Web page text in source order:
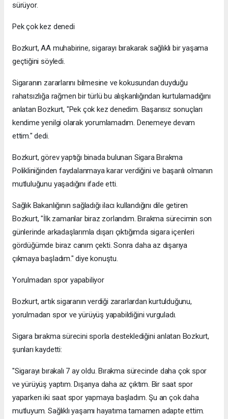
sürüyor.
Pek çok kez denedi
Bozkurt, AA muhabirine, sigarayı bırakarak sağlıklı bir yaşama
geçtiğini söyledi.
Sigaranın zararlarını bilmesine ve kokusundan duyduğu
rahatsızlığa rağmen bir türlü bu alışkanlığından kurtulamadığını
anlatan Bozkurt, "Pek çok kez denedim. Başarısız sonuçları
kendime yenilgi olarak yorumlamadım. Denemeye devam
ettim." dedi.
Bozkurt, görev yaptığı binada bulunan Sigara Bırakma
Polikliniğinden faydalanmaya karar verdiğini ve başarılı olmanın
mutluluğunu yaşadığını ifade etti.
Sağlık Bakanlığının sağladığı ilacı kullandığını dile getiren
Bozkurt, "İlk zamanlar biraz zorlandım. Bırakma sürecimin son
günlerinde arkadaşlarımla dışarı çıktığımda sigara içenleri
gördüğümde biraz canım çekti. Sonra daha az dışarıya
çıkmaya başladım." diye konuştu.
Yorulmadan spor yapabiliyor
Bozkurt, artık sigaranın verdiği zararlardan kurtulduğunu,
yorulmadan spor ve yürüyüş yapabildiğini vurguladı.
Sigara bırakma sürecini sporla desteklediğini anlatan Bozkurt,
şunları kaydetti:
"Sigarayı bırakalı 7 ay oldu. Bırakma sürecinde daha çok spor
ve yürüyüş yaptım. Dışarıya daha az çıktım. Bir saat spor
yaparken iki saat spor yapmaya başladım. Şu an çok daha
mutluyum. Sağlıklı yaşamı hayatıma tamamen adapte ettim.